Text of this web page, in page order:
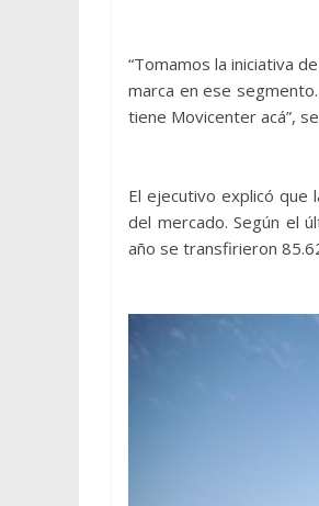
“Tomamos la iniciativa
marca en ese
tiene Movicenter acá”,
El ejecutivo explicó que
del mercado. Según el
año se transfirieron